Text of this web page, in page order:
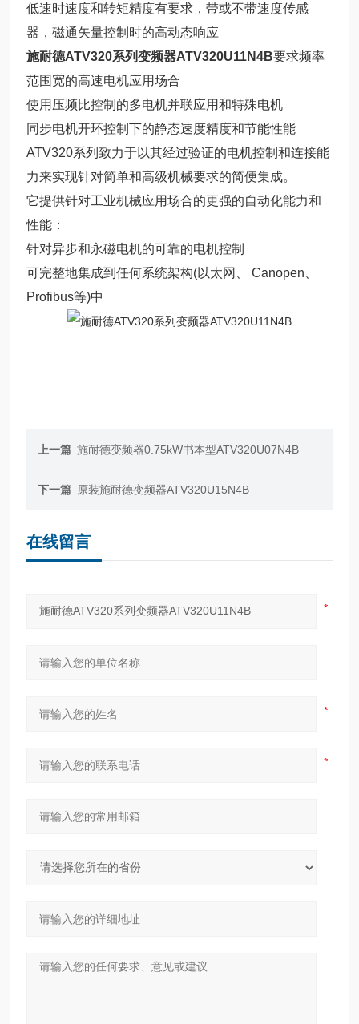
低速时速度和转矩精度有要求，带或不带速度传感
器，磁通矢量控制时的高动态响应
施耐德ATV320系列变频器ATV320U11N4B要求频率
范围宽的高速电机应用场合
使用压频比控制的多电机并联应用和特殊电机
同步电机开环控制下的静态速度精度和节能性能
ATV320系列致力于以其经过验证的电机控制和连接能
力来实现针对简单和高级机械要求的简便集成。
它提供针对工业机械应用场合的更强的自动化能力和
性能：
针对异步和永磁电机的可靠的电机控制
可完整地集成到任何系统架构(以太网、 Canopen、
Profibus等)中
上一篇 施耐德变频器0.75kW书本型ATV320U07N4B
下一篇 原装施耐德变频器ATV320U15N4B
在线留言